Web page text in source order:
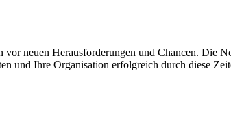
neuen Herausforderungen und Chancen. Die
und Ihre Organisation erfolgreich durch diese